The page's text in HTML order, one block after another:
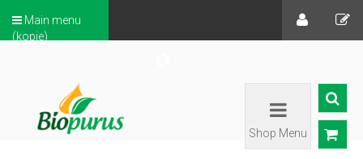
Main menu
(kopie)
Shop Menu